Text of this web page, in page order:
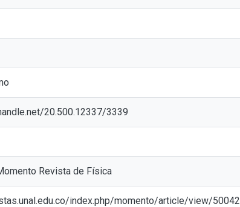
20.500.12337/3339
Revista de Física
index.php/momento/article/view/50042